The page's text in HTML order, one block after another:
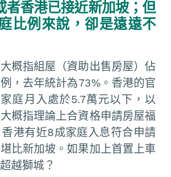
者香港已接近新加坡；但
比例來說，卻是遠遠不
概指組屋（資助出售房屋）佔
，去年統計為73%。香港的官
庭月入處於5.7萬元以下，以
大概指理論上合資格申請房屋福
港有近8成家庭入息符合申請
比新加坡。如果加上首置上車
越獅城？